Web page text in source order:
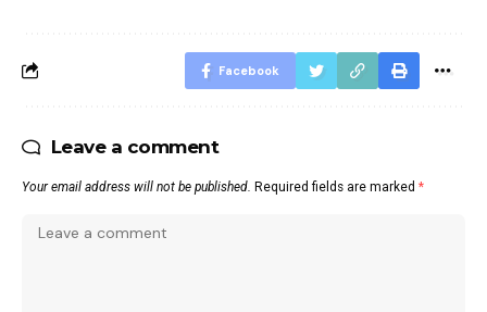
Facebook
Leave a comment
Your email address will not be published. Required fields are marked *